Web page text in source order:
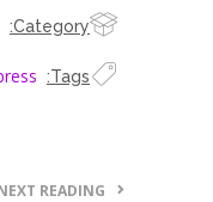
Category:
Tags:
READING